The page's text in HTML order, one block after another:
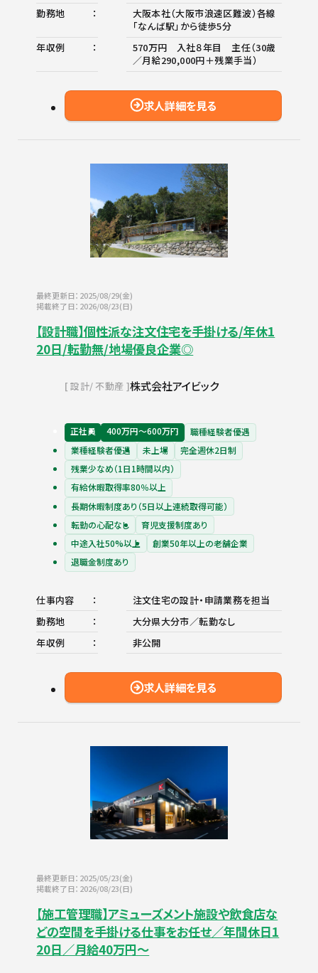
勤務地
大阪本社（大阪市浪速区難波）各線
「なんば駅」から徒歩5分
年収例
570万円 入社８年目 主任（30歳
／月給290,000円＋残業手当）
求人詳細を見る
最終更新日：2025/08/29(金)
掲載終了日：2026/08/23(日)
【設計職】個性派な注文住宅を手掛ける/年休1
20日/転勤無/地場優良企業◎
設計 不動産 株式会社アイビック
正社員 400万円〜600万円
職種経験者優遇
業種経験者優遇
未上場
完全週休2日制
残業少なめ（1日1時間以内）
有給休暇取得率80％以上
長期休暇制度あり（5日以上連続取得可能）
転勤の心配なし
育児支援制度あり
中途入社50%以上
創業50年以上の老舗企業
退職金制度あり
仕事内容
注文住宅の設計・申請業務を担当
勤務地
大分県大分市／転勤なし
年収例
非公開
求人詳細を見る
最終更新日：2025/05/23(金)
掲載終了日：2026/08/23(日)
【施工管理職】アミューズメント施設や飲食店な
どの空間を手掛ける仕事をお任せ／年間休日1
20日／月給40万円～